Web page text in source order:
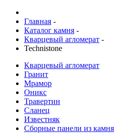
Главная -
Каталог камня -
Кварцевый агломерат -
Technistone
Кварцевый агломерат
Гранит
Мрамор
Оникс
Травертин
Сланец
Известняк
Сборные панели из камня